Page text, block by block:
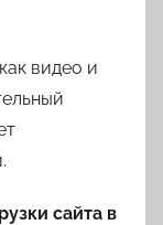
видео и
сайта в